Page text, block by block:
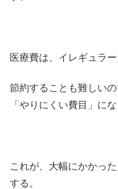
医療費は、イレギュラ
節約することも難しい
「やりにくい費目」にな
これが、大幅にかかっ
する。